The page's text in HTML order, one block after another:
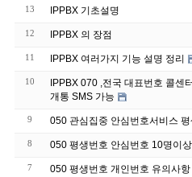
13 IPPBX 기초설명
12 IPPBX 의 장점
11 IPPBX 여러가지 기능 설명 정리
10
IPPBX 070 ,전국 대표번호 콜센
개통 SMS 가능
9 050 관심집중 안심번호서비스
8 050 평생번호 안심번호 10명이
7 050 평생번호 개인번호 유의사항